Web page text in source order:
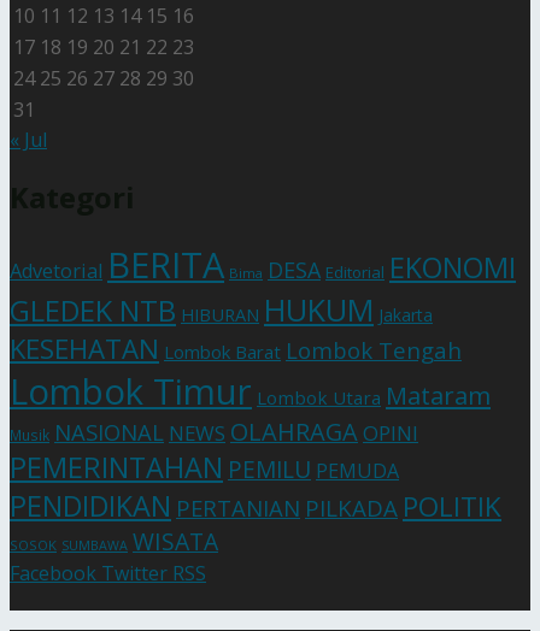
10 11 12 13 14 15 16
17 18 19 20 21 22 23
24 25 26 27 28 29 30
31
« Jul
Advetorial BERITA Bima DESA Editorial EKONOMI
GLEDEK NTB HIBURAN HUKUM Jakarta
KESEHATAN Lombok Barat Lombok Tengah
Lombok Timur Lombok Utara Mataram
Musik NASIONAL NEWS OLAHRAGA OPINI
PEMERINTAHAN PEMILU PEMUDA
PENDIDIKAN PERTANIAN PILKADA POLITIK
SOSOK SUMBAWA WISATA
Facebook Twitter RSS